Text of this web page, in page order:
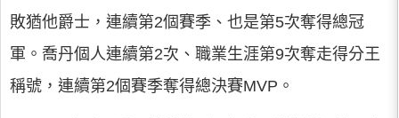
敗猶他爵士，連續第2個賽季、也是第5次奪得總冠
軍。喬丹個人連續第2次、職業生涯第9次奪走得分王
稱號，連續第2個賽季奪得總決賽MVP。